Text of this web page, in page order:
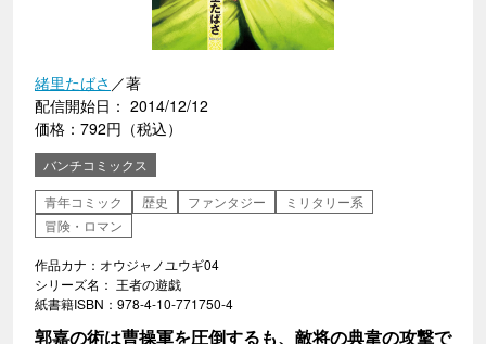
緒里たばさ ／著
配信開始日： 2014/12/12
価格：792円（税込）
バンチコミックス
青年コミック
歴史 ファンタジー
ミリタリー系
冒険・ロマン
作品カナ：オウジャノユウギ04
シリーズ名： 王者の遊戯
紙書籍ISBN：978-4-10-771750-4
郭嘉の術は曹操軍を圧倒するも、敵将の典韋の攻撃で